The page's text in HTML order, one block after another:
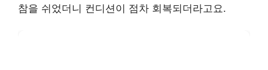
참을 쉬었더니 컨디션이 점차 회복되더라고요.